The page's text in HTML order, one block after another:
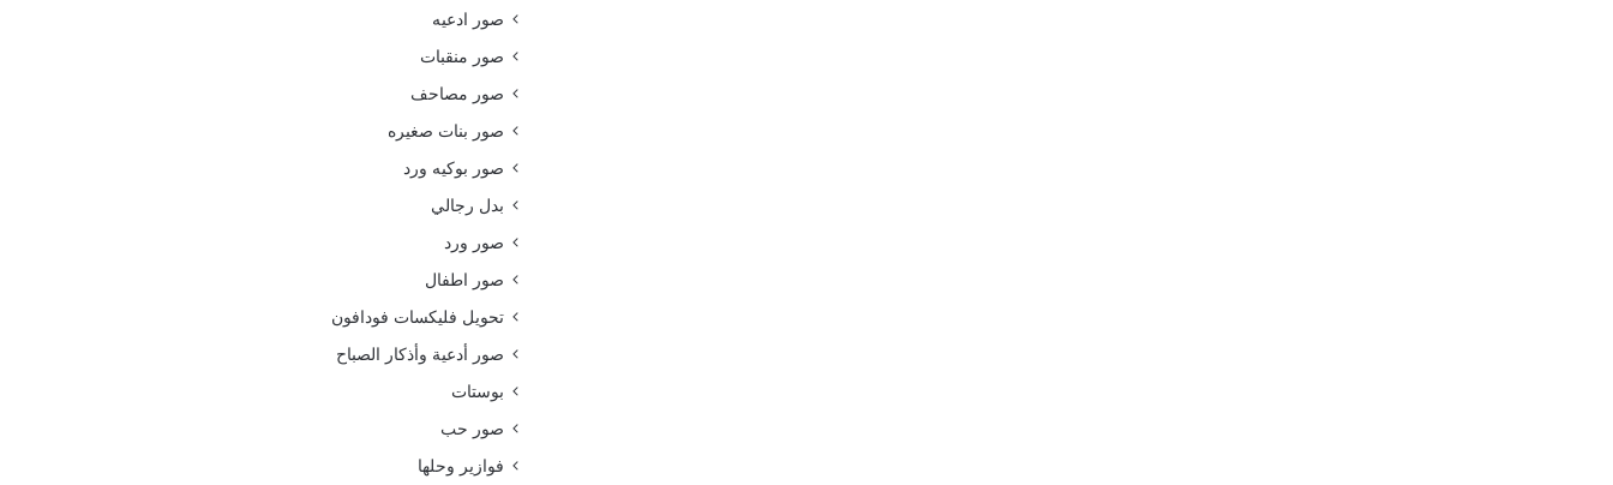
صور ادعيه
صور منقبات
صور مصاحف
صور بنات صغيره
صور بوكيه ورد
بدل رجالي
صور ورد
صور اطفال
تحويل فليكسات فودافون
صور أدعية وأذكار الصباح
بوستات
صور حب
فوازير وحلها